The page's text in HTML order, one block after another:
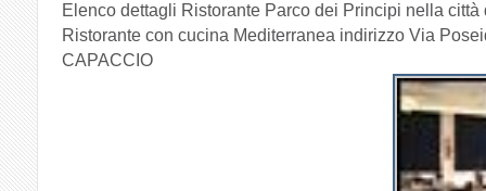
Elenco dettagli Ristorante Parco dei Principi nella città
Ristorante con cucina Mediterranea indirizzo Via
CAPACCIO